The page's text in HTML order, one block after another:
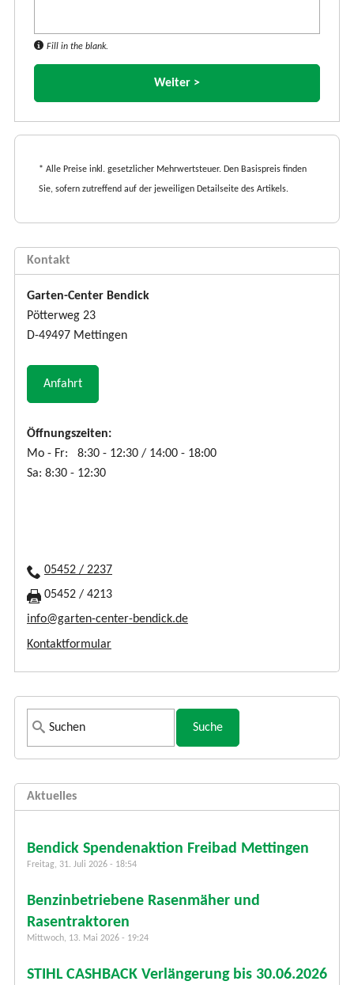
Fill in the blank.
* Alle Preise inkl. gesetzlicher Mehrwertsteuer. Den Basispreis finden
Sie, sofern zutreffend auf der jeweiligen Detailseite des Artikels.
Kontakt
Garten-Center Bendick
Pötterweg 23
D-49497 Mettingen
Anfahrt
Öffnungszeiten:
Mo - Fr: 8:30 - 12:30 / 14:00 - 18:00
Sa: 8:30 - 12:30
05452 / 2237
05452 / 4213
info@garten-center-bendick.de
Kontaktformular
S
u
h
f
r
m
l
a
r
Aktuelles
Bendick Spendenaktion Freibad Mettingen
Freitag, 31. Juli 2026 - 18:54
Benzinbetriebene Rasenmäher und
Rasentraktoren
Mittwoch, 13. Mai 2026 - 19:24
STIHL CASHBACK Verlängerung bis 30.06.2026